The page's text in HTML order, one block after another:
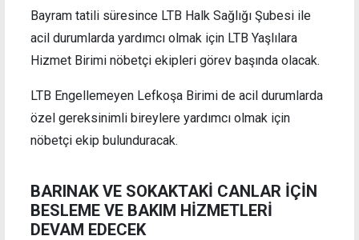
Bayram tatili süresince LTB Halk Sağlığı Şubesi ile
acil durumlarda yardımcı olmak için LTB Yaşlılara
Hizmet Birimi nöbetçi ekipleri görev başında olacak.
LTB Engellemeyen Lefkoşa Birimi de acil durumlarda
özel gereksinimli bireylere yardımcı olmak için
nöbetçi ekip bulunduracak.
BARINAK VE SOKAKTAKİ CANLAR İÇİN
BESLEME VE BAKIM HİZMETLERİ
DEVAM EDECEK